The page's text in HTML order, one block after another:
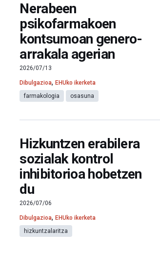
Nerabeen
psikofarmakoen
kontsumoan genero-
arrakala agerian
2026/07/13
Dibulgazioa,EHUko ikerketa
farmakologia
osasuna
Hizkuntzen erabilera
sozialak kontrol
inhibitorioa hobetzen
du
2026/07/06
Dibulgazioa,EHUko ikerketa
hizkuntzalaritza